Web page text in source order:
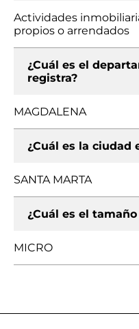
Actividades
propios o arrendados
¿Cuál es el
registra?
MAGDALENA
¿Cuál es la ciudad
SANTA MARTA
¿Cuál es el
MICRO